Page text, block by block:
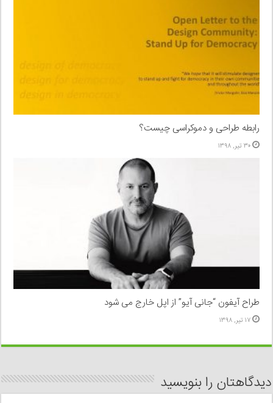
رابطه طراحی و دموکراسی چیست؟
۳۰ تیر, ۱۳۹۸
طراح آیفون “جانی آیو” از اپل خارج می شود
۱۷ تیر, ۱۳۹۸
دیدگاهتان را بنویسید